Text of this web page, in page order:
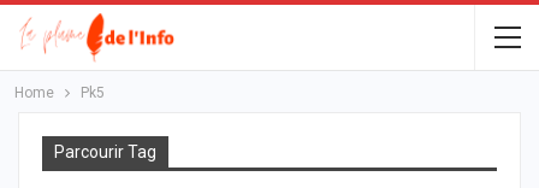
Home Pk5
Parcourir Tag